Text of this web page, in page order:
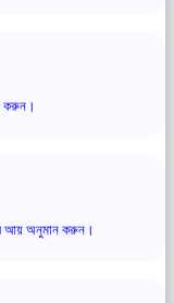
করুন।
আয় অনুমান করুন।